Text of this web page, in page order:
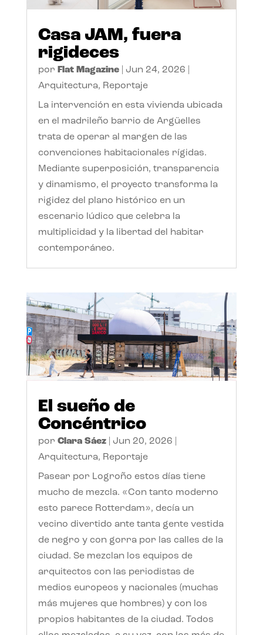
Casa JAM, fuera
rigideces
por Flat Magazine| Jun 24, 2026
Arquitectura, Reportaje
La intervención en esta vivienda ubicada
en el madrileño barrio de Argüelles
trata de operar al margen de las
convenciones habitacionales rígidas.
Mediante superposición, transparencia
y dinamismo, el proyecto transforma la
rigidez del plano histórico en un
escenario lúdico que celebra la
multiplicidad y la libertad del habitar
contemporáneo.
El sueño de
Concéntrico
por Clara Sáez| Jun 20, 2026
Arquitectura, Reportaje
Pasear por Logroño estos días tiene
mucho de mezcla. «Con tanto moderno
esto parece Rotterdam», decía un
vecino divertido ante tanta gente vestida
de negro y con gorra por las calles de la
ciudad. Se mezclan los equipos de
arquitectos con las periodistas de
medios europeos y nacionales (muchas
más mujeres que hombres) y con los
propios habitantes de la ciudad. Todos